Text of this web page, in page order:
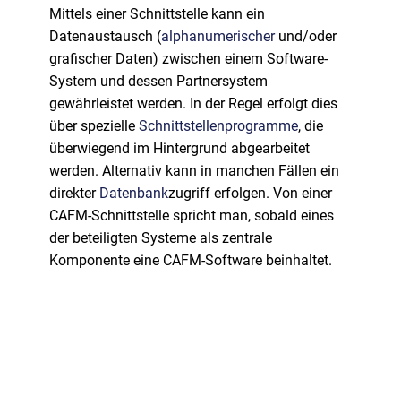
Mittels einer Schnittstelle kann ein
Datenaustausch (alphanumerischer und/oder
grafischer Daten) zwischen einem Software-
System und dessen Partnersystem
gewährleistet werden. In der Regel erfolgt dies
über spezielle Schnittstellenprogramme, die
überwiegend im Hintergrund abgearbeitet
werden. Alternativ kann in manchen Fällen ein
direkter Datenbankzugriff erfolgen. Von einer
CAFM-Schnittstelle spricht man, sobald eines
der beteiligten Systeme als zentrale
Komponente eine CAFM-Software beinhaltet.